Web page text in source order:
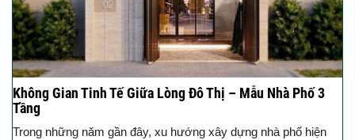
Không Gian Tinh Tế Giữa Lòng Đô Thị – Mẫu Nhà Phố 3
Tầng
Trong những năm gần đây, xu hướng xây dựng nhà phố hiện